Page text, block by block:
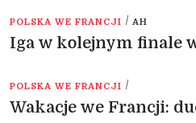
POLSKA WE FRANCJI / AH
Iga w kolejnym finale
POLSKA WE FRANCJI /
Wakacje we Francji: